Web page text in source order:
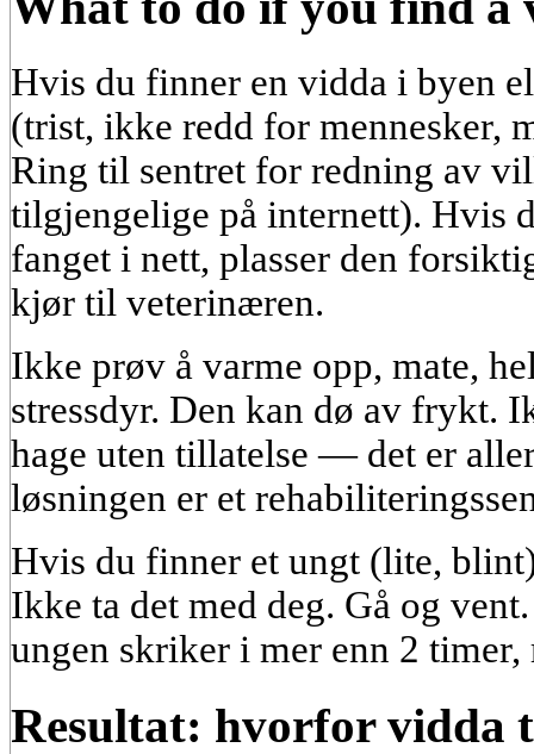
Hvis du finner en vidda i byen
(trist, ikke redd for mennesker,
Ring til sentret for redning av
tilgjengelige på internett). Hvis
fanget i nett, plasser den
kjør til veterinæren.
Ikke prøv å varme opp, mate,
stressdyr. Den kan dø av frykt.
hage uten tillatelse — det er
løsningen er et
Hvis du finner et ungt (lite,
Ikke ta det med deg. Gå og
ungen skriker i mer enn 2
Resultat: hvorfor vidda